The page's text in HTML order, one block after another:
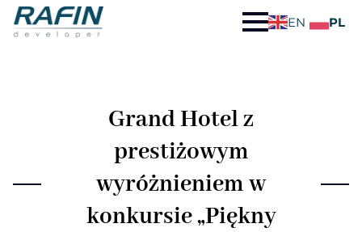
EN PL
Grand Hotel z
prestiżowym
wyróżnieniem w
konkursie „Piękny